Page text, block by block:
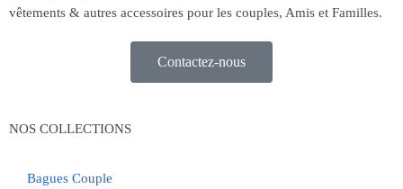
vêtements & autres accessoires pour les couples, Amis et Familles.
Contactez-nous
NOS COLLECTIONS
Bagues Couple